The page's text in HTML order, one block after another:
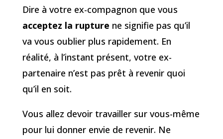
Dire à votre ex-compagnon que vous
acceptez la rupture ne signifie pas qu’il
va vous oublier plus rapidement. En
réalité, à l’instant présent, votre ex-
partenaire n’est pas prêt à revenir quoi
qu’il en soit.
Vous allez devoir travailler sur vous-même
pour lui donner envie de revenir. Ne